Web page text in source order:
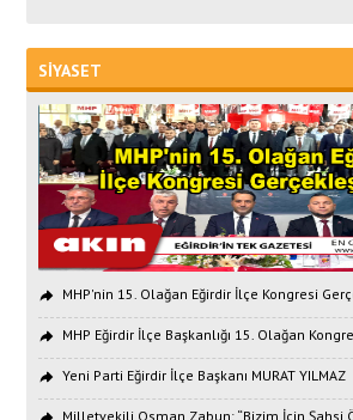
SİYASET
MHP'nin 15. Olağan Eğirdir İlçe Kongresi
MHP Eğirdir İlçe Başkanlığı 15. Olağan
Yeni Parti Eğirdir İlçe Başkanı MURAT YILMAZ
Milletvekili Osman Zabun: “Bizim İçin Şahsi